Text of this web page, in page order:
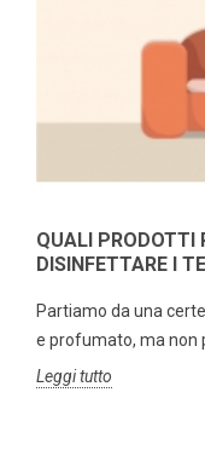
QUALI PRODOTTI
DISINFETTARE I
Partiamo da una
e profumato, ma non
Leggi tutto